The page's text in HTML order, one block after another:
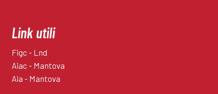
Link utili
Figc - Lnd
Aiac - Mantova
Aia - Mantova